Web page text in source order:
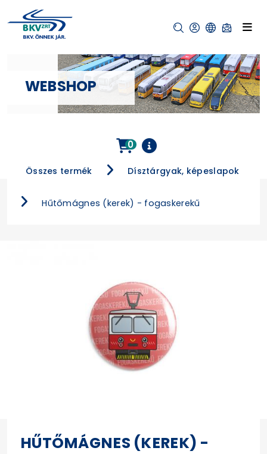
WEBSHOP
Összes termék Dísztárgyak, képeslapok
Hűtőmágnes (kerek) - fogaskerekű
0
HŰTŐMÁGNES (KEREK) -